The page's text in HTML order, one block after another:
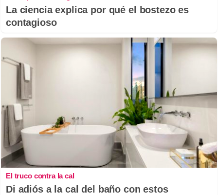
La ciencia explica por qué el bostezo es
contagioso
El truco contra la cal
Di adiós a la cal del baño con estos